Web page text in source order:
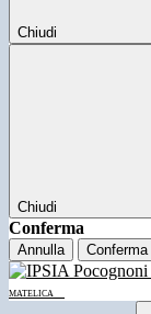
Chiudi
Chiudi
Conferma
Annulla Conferma
MATELICA